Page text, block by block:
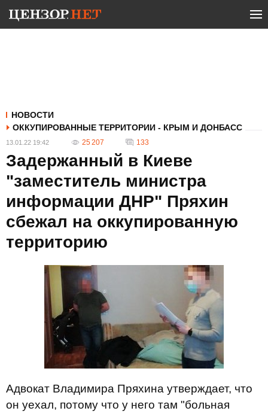
НОВОСТИ
ОККУПИРОВАННЫЕ ТЕРРИТОРИИ - КРЫМ И ДОНБАСС
13.01.22 19:42 25 207 133
Задержанный в Киеве
"заместитель министра
информации ДНР" Пряхин
сбежал на оккупированную
территорию
Адвокат Владимира Пряхина утверждает, что
он уехал, потому что у него там "больная